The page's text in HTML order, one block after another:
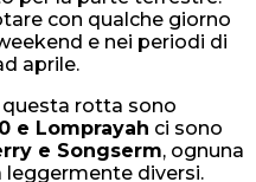
con qualche giorno
e nei periodi di
aprile.
rotta sono
e Lomprayah ci sono
e Songserm, ognuna
leggermente diversi.